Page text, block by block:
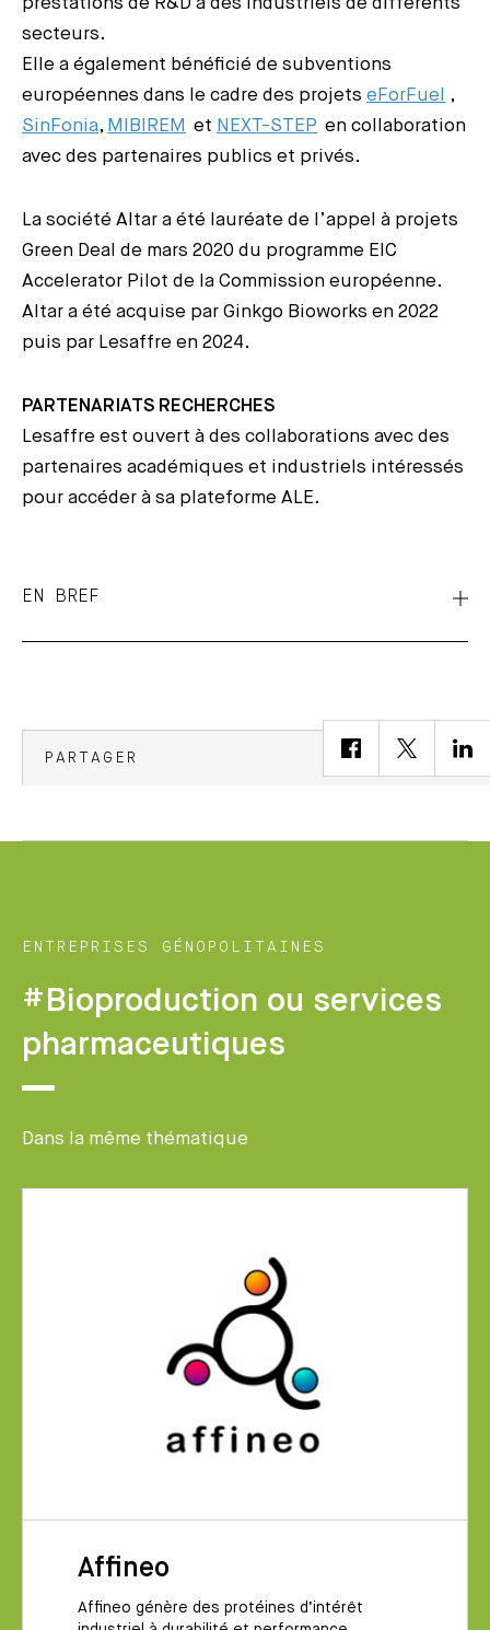
secteurs.
Elle a également bénéficié de subventions
européennes dans le cadre des projets eForFuel
,
SinFonia, MIBIREM et NEXT-STEP en collaboration
avec des partenaires publics et privés.
La société Altar a été lauréate de l’appel à projets
Green Deal de mars 2020 du programme EIC
Accelerator Pilot de la Commission européenne.
Altar a été acquise par Ginkgo Bioworks en 2022
puis par Lesaffre en 2024.
PARTENARIATS RECHERCHES
Lesaffre est ouvert à des collaborations avec des
partenaires académiques et industriels intéressés
pour accéder à sa plateforme ALE.
EN BREF
PARTAGER
ENTREPRISES GÉNOPOLITAINES
#Bioproduction ou services
pharmaceutiques
Dans la même thématique
Affineo
Affineo génère des protéines d’intérêt